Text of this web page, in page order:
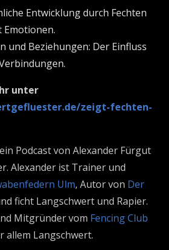
Entwicklung durch Fechten
Emotionen.
und Beziehungen: Der Einfluss
unter
zeigt-fechten-
Podcast von Alexander Fürgut
Alexander ist Trainer und
Ulm, Autor von Der
ficht Langschwert und Rapier.
Mitgründer vom Fencing Club
allem Langschwert.